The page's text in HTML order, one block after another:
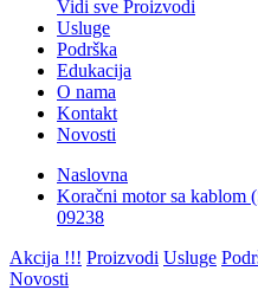
Vidi sve Proizvodi
Usluge
Podrška
Edukacija
O nama
Kontakt
Novosti
Naslovna
Koračni motor sa kablom
09238
Akcija !!! Proizvodi Usluge
Novosti